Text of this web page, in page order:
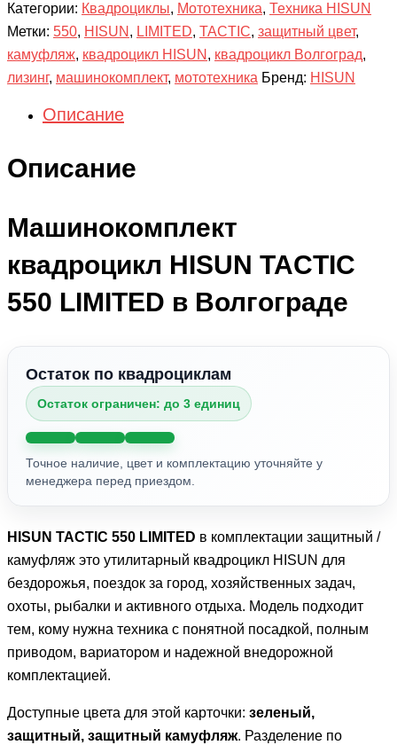
Категории: Квадроциклы, Мототехника, Техника HISUN
Метки: 550, HISUN , LIMITED, TACTIC, защитный цвет,
камуфляж, квадроцикл HISUN , квадроцикл Волгоград,
лизинг, машинокомплект, мототехника Бренд: HISUN
Описание
Описание
Машинокомплект
квадроцикл HISUN TACTIC
550 LIMITED в Волгограде
Остаток по квадроциклам
Остаток ограничен: до 3 единиц
Точное наличие, цвет и комплектацию уточняйте у
менеджера перед приездом.
HISUN TACTIC 550 LIMITED в комплектации защитный /
камуфляж это утилитарный квадроцикл HISUN для
бездорожья, поездок за город, хозяйственных задач,
охоты, рыбалки и активного отдыха. Модель подходит
тем, кому нужна техника с понятной посадкой, полным
приводом, вариатором и надежной внедорожной
комплектацией.
Доступные цвета для этой карточки: зеленый,
защитный, защитный камуфляж. Разделение по